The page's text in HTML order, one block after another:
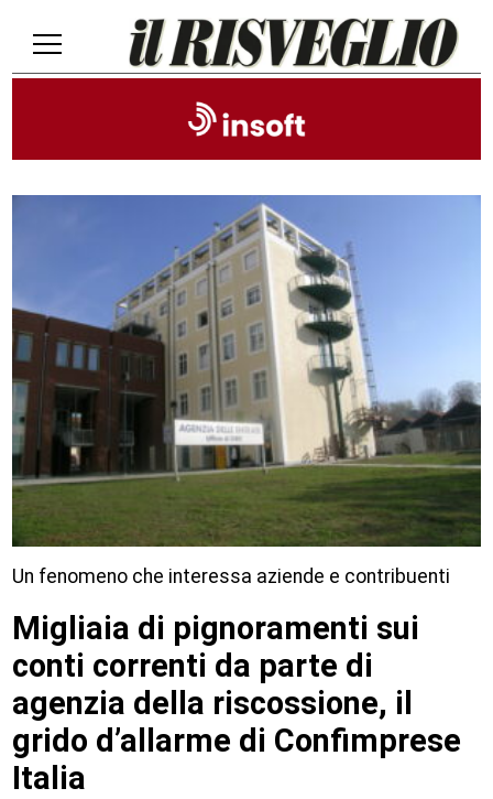
Un fenomeno che interessa aziende e contribuenti
Migliaia di pignoramenti sui
conti correnti da parte di
agenzia della riscossione, il
grido d’allarme di Confimprese
Italia